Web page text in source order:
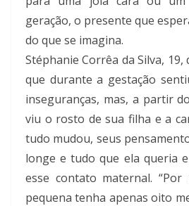
geração, o presente que
do que se imagina.
Stéphanie Corrêa da Silva, 19,
que durante a gestação
inseguranças, mas, a partir
viu o rosto de sua filha e a
tudo mudou, seus
longe e tudo que ela queria
esse contato maternal.
pequena tenha apenas oito